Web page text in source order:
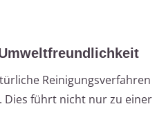
Reinigungsverfahren
Dies führt nicht nur zu einer